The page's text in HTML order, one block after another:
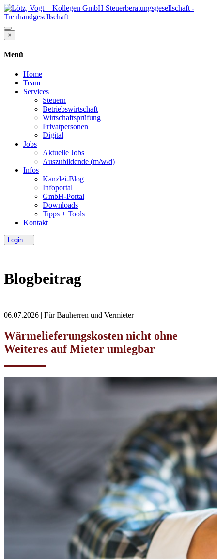
×
Menü
Home
Team
Services
Steuern
Betriebswirtschaft
Wirtschaftsprüfung
Privatpersonen
Digital
Jobs
Aktuelle Jobs
Auszubildende (m/w/d)
Infos
Kanzlei-Blog
Infoportal
GmbH-Portal
Downloads
Tipps + Tools
Kontakt
Login ...
Blogbeitrag
06.07.2026 | Für Bauherren und Vermieter
Wärmelieferungskosten nicht ohne
Weiteres auf Mieter umlegbar